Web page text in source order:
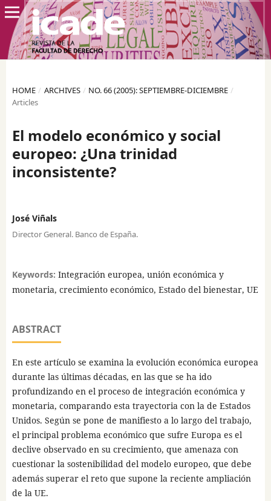
HOME / ARCHIVES / NO. 66 (2005): SEPTIEMBRE-DICIEMBRE /
Articles
El modelo económico y social
europeo: ¿Una trinidad
inconsistente?
José Viñals
Director General. Banco de España.
Keywords: Integración europea, unión económica y
monetaria, crecimiento económico, Estado del bienestar, UE
ABSTRACT
En este artículo se examina la evolución económica europea
durante las últimas décadas, en las que se ha ido
profundizando en el proceso de integración económica y
monetaria, comparando esta trayectoria con la de Estados
Unidos. Según se pone de manifiesto a lo largo del trabajo,
el principal problema económico que sufre Europa es el
declive observado en su crecimiento, que amenaza con
cuestionar la sostenibilidad del modelo europeo, que debe
además superar el reto que supone la reciente ampliación
de la UE.